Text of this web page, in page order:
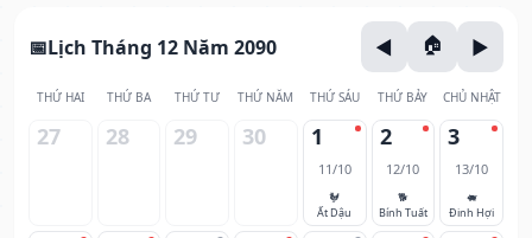
Lịch Tháng 12 Năm 2090
THỨ HAI THỨ BA THỨ TƯ THỨ NĂM THỨ SÁU THỨ BẢY CHỦ NHẬT
27 28 29 30 1
11/10
🐓
Ất Dậu
2
12/10
🐕
Bính Tuất
3
13/10
🐖
Đinh Hợi